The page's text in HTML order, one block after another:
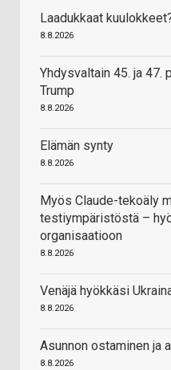
Laadukkaat
8.8.2026
Yhdysvaltain 45. ja 47.
Trump
8.8.2026
Elämän synty
8.8.2026
Myös Claude-tekoäly
testiympäristöstä –
organisaatioon
8.8.2026
Venäjä hyökkäsi
8.8.2026
Asunnon ostaminen ja
8.8.2026